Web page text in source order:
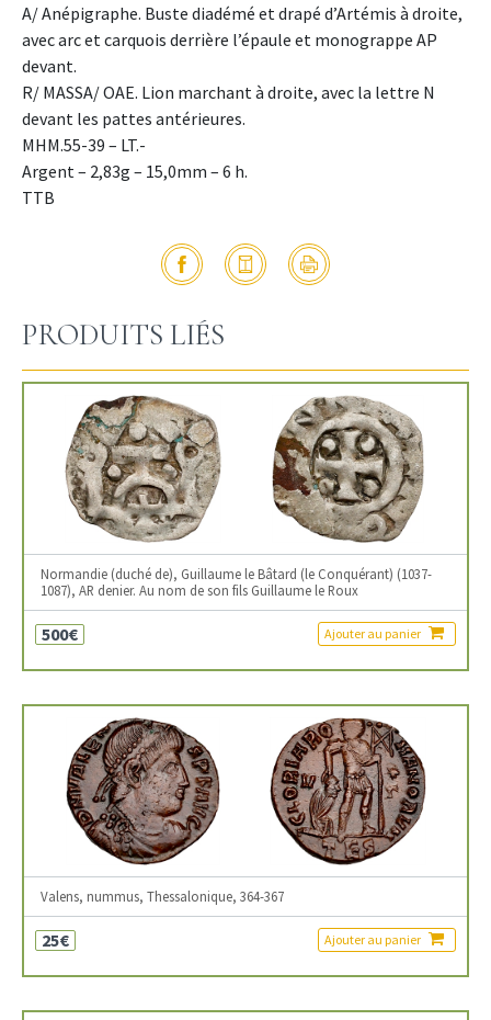
A/ Anépigraphe. Buste diadémé et drapé d’Artémis à droite,
avec arc et carquois derrière l’épaule et monograppe AP
devant.
R/ MASSA/ OAE. Lion marchant à droite, avec la lettre N
devant les pattes antérieures.
MHM.55-39 – LT.-
Argent – 2,83g – 15,0mm – 6 h.
TTB
PRODUITS LIÉS
Normandie (duché de), Guillaume le Bâtard (le Conquérant) (1037-
1087), AR denier. Au nom de son fils Guillaume le Roux
500€ Ajouter au panier
Valens, nummus, Thessalonique, 364-367
25€ Ajouter au panier